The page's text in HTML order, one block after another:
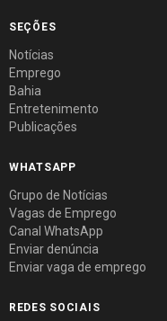
SEÇÕES
Notícias
Emprego
Bahia
Entretenimento
Publicações
WHATSAPP
Grupo de Notícias
Vagas de Emprego
Canal WhatsApp
Enviar denúncia
Enviar vaga de emprego
REDES SOCIAIS